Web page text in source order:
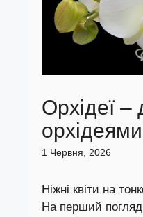
Орхідеї –
орхідеями
1 Червня, 2026
Ніжні квіти на
На перший